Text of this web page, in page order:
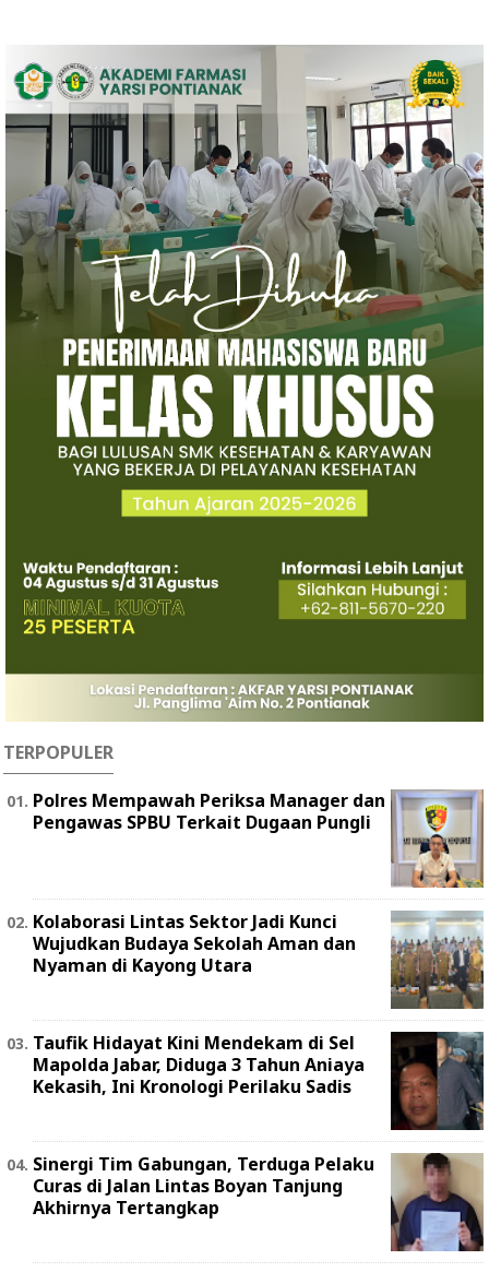
TERPOPULER
Polres Mempawah Periksa Manager dan
Pengawas SPBU Terkait Dugaan Pungli
Kolaborasi Lintas Sektor Jadi Kunci
Wujudkan Budaya Sekolah Aman dan
Nyaman di Kayong Utara
Taufik Hidayat Kini Mendekam di Sel
Mapolda Jabar, Diduga 3 Tahun Aniaya
Kekasih, Ini Kronologi Perilaku Sadis
Sinergi Tim Gabungan, Terduga Pelaku
Curas di Jalan Lintas Boyan Tanjung
Akhirnya Tertangkap